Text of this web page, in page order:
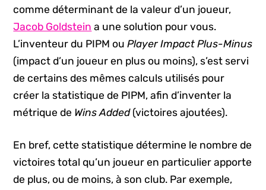
comme déterminant de la valeur d’un joueur,
Jacob Goldstein a une solution pour vous.
L’inventeur du PIPM ouPlayer Impact Plus-Minus
(impact d’un joueur en plus ou moins), s’est servi
de certains des mêmes calculs utilisés pour
créer la statistique de PIPM, afin d’inventer la
métrique de Wins Added(victoires ajoutées).
En bref, cette statistique détermine le nombre de
victoires total qu’un joueur en particulier apporte
de plus, ou de moins, à son club. Par exemple,